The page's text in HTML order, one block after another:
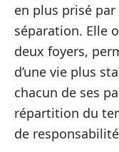
en plus prisé
séparation. Elle
deux foyers,
d’une vie plus
chacun de ses
répartition du
de